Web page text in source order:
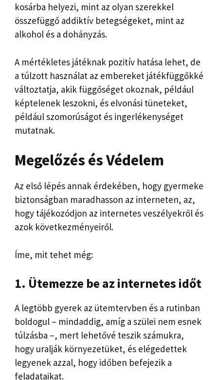
kosárba helyezi, mint az olyan szerekkel
összefüggő addiktív betegségeket, mint az
alkohol és a dohányzás.
A mértékletes játéknak pozitív hatása lehet, de
a túlzott használat az embereket játékfüggőkké
változtatja, akik függőséget okoznak, például
képtelenek leszokni, és elvonási tüneteket,
például szomorúságot és ingerlékenységet
mutatnak.
Megelőzés és Védelem
Az első lépés annak érdekében, hogy gyermeke
biztonságban maradhasson az interneten, az,
hogy tájékozódjon az internetes veszélyekről és
azok következményeiről.
Íme, mit tehet még:
1. Ütemezze be az internetes időt
A legtöbb gyerek az ütemtervben és a rutinban
boldogul – mindaddig, amíg a szülei nem esnek
túlzásba –, mert lehetővé teszik számukra,
hogy uralják környezetüket, és elégedettek
legyenek azzal, hogy időben befejezik a
feladataikat.